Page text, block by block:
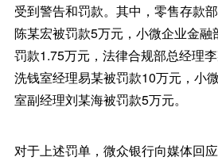
受到警告和罚款。其中，零售存款
陈某宏被罚款5万元，小微企业金融
罚款1.75万元，法律合规部总经理
洗钱室经理易某被罚款10万元，小
室副经理刘某海被罚款5万元。
对于上述罚单，微众银行向媒体回